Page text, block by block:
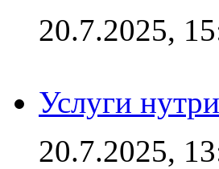
20.7.2025,
Услуги
20.7.2025,